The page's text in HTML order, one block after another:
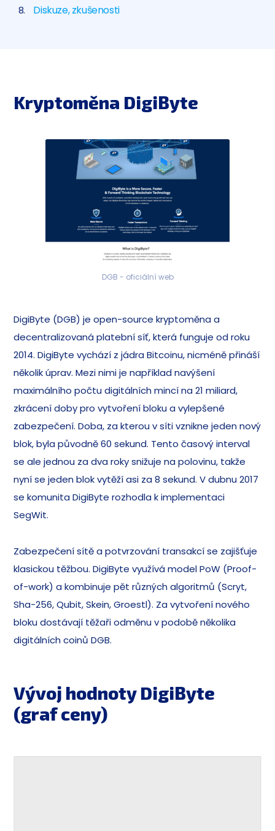
Diskuze, zkušenosti
Kryptoměna DigiByte
DGB - oficiální web
DigiByte (DGB) je open-source kryptoměna a
decentralizovaná platební síť, která funguje od roku
2014. DigiByte vychází z jádra Bitcoinu, nicméně přináší
několik úprav. Mezi nimi je například navýšení
maximálního počtu digitálních mincí na 21 miliard,
zkrácení doby pro vytvoření bloku a vylepšené
zabezpečení. Doba, za kterou v síti vznikne jeden nový
blok, byla původně 60 sekund. Tento časový interval
se ale jednou za dva roky snižuje na polovinu, takže
nyní se jeden blok vytěží asi za 8 sekund. V dubnu 2017
se komunita DigiByte rozhodla k implementaci
SegWit.
Zabezpečení sítě a potvrzování transakcí se zajišťuje
klasickou těžbou. DigiByte využívá model PoW (Proof-
of-work) a kombinuje pět různých algoritmů (Scryt,
Sha-256, Qubit, Skein, Groestl). Za vytvoření nového
bloku dostávají těžaři odměnu v podobě několika
digitálních coinů DGB.
Vývoj hodnoty DigiByte
(graf ceny)